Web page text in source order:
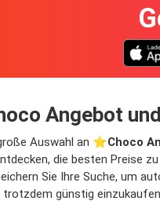
Angebot
Auswahl an ⭐️Choco
die besten Preise
Sie Ihre Suche, um
trotzdem günstig